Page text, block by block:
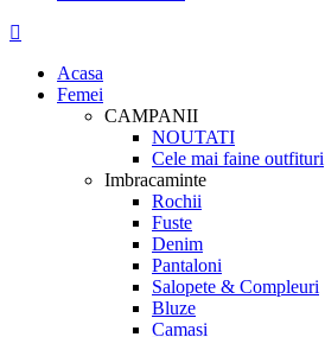
Acasa
Femei
CAMPANII
NOUTATI
Cele mai faine outfituri
Imbracaminte
Rochii
Fuste
Denim
Pantaloni
Salopete & Compleuri
Bluze
Camasi